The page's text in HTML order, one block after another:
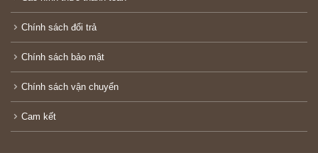
Chính sách đổi trả
Chính sách bảo mật
Chính sách vận chuyển
Cam kết